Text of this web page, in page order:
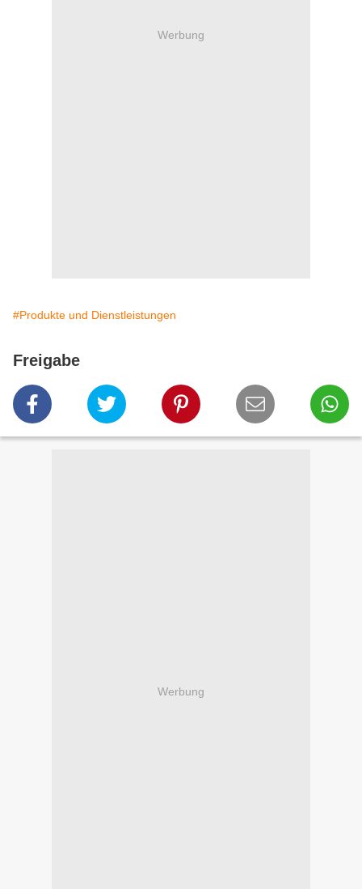
Werbung
#Produkte und Dienstleistungen
Freigabe
Werbung